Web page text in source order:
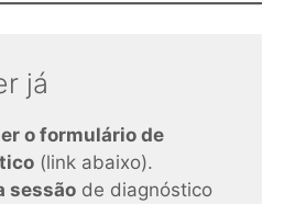
já
o formulário de
(link abaixo).
sessão de diagnóstico